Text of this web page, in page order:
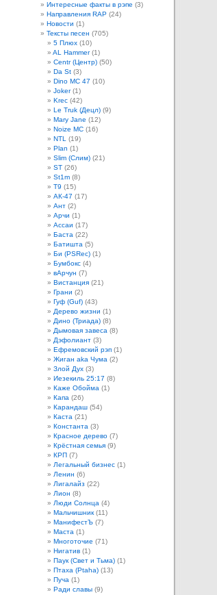
Интересные факты в рэпе (3)
Направления RAP (24)
Новости (1)
Тексты песен (705)
5 Плюх (10)
AL Hammer(1)
Centr (Центр) (50)
Da St (3)
Dino MC 47 (10)
Joker(1)
Krec (42)
Le Truk (Децл) (9)
Mary Jane (12)
Noize MC (16)
NTL
(19)
Plan (1)
Slim (Слим) (21)
ST (26)
St1m (8)
T9 (15)
АК-47 (17)
Ант (2)
Арчи (1)
Ассаи (17)
Баста (22)
Батишта (5)
Би (PSRec) (1)
Бумбокс (4)
вАрчун (7)
Вистанция (21)
Грани (2)
Гуф (Guf) (43)
Дерево жизни (1)
Дино (Триада) (8)
Дымовая завеса (8)
Дэфолиант (3)
Ефремовский рэп (1)
Жиган aka Чума (2)
Злой Дух (3)
Иезекиль 25:17 (8)
Каже Обойма (1)
Капа (26)
Карандаш (54)
Каста (21)
Константа (3)
Красное дерево (7)
Крёстная семья (9)
КРП (7)
Легальный бизнес (1)
Ленин (6)
Лигалайз (22)
Лион (8)
Люди Солнца (4)
Мальчишник (11)
МанифестЪ (7)
Маста (1)
Многоточие (71)
Нигатив (1)
Паук (Свет и Тьма) (1)
Птаха (Ptaha) (13)
Пуча (1)
Ради славы (9)